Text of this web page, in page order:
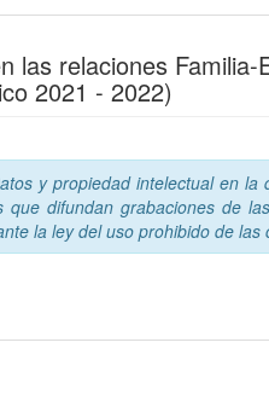
las relaciones Familia-
2021 - 2022)
y propiedad intelectual en
difundan grabaciones de
la ley del uso prohibido de las